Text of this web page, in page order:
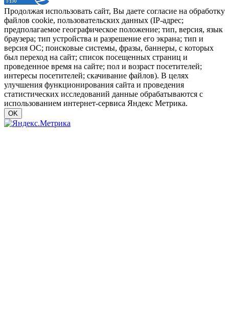
Продолжая использовать сайт, Вы даете согласие на обработку
файлов cookie, пользовательских данных (IP-адрес;
предполагаемое географическое положение; тип, версия, язык
браузера; тип устройства и разрешение его экрана; тип и
версия ОС; поисковые системы, фразы, баннеры, с которых
был переход на сайт; список посещенных страниц и
проведенное время на сайте; пол и возраст посетителей;
интересы посетителей; скачивание файлов). В целях
улучшения функционирования сайта и проведения
статистических исследований данные обрабатываются с
использованием интернет-сервиса Яндекс Метрика.
OK